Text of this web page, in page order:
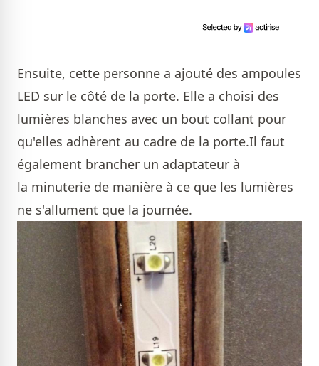
Ensuite, cette personne a ajouté des ampoules
LED sur le côté de la porte. Elle a choisi des
lumières blanches avec un bout collant pour
qu'elles adhèrent au cadre de la porte.Il faut
également brancher un adaptateur à
la minuterie de manière à ce que les lumières
ne s'allument que la journée.